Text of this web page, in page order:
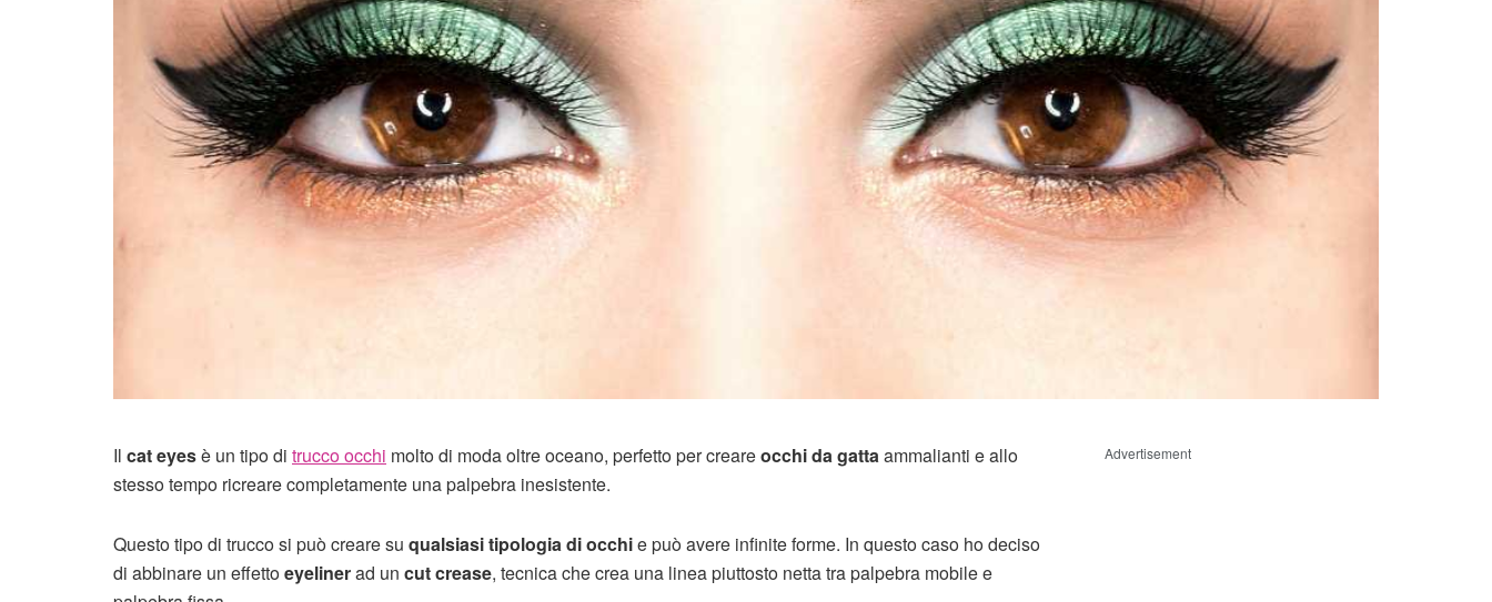
Il cat eyesè un tipo di trucco occhi molto di moda oltre oceano, perfetto per creareocchi da gattaammalianti e allo
stesso tempo ricreare completamente una palpebra inesistente.
Questo tipo di trucco si può creare su qualsiasi tipologia di occhie può avere infinite forme. In questo caso ho deciso
di abbinare un effettoeyelinerad un cut crease, tecnica che crea una linea piuttosto netta tra palpebra mobile e
Advertisement